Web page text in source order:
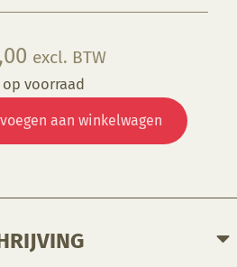
excl. BTW
op voorraad
aan winkelwagen